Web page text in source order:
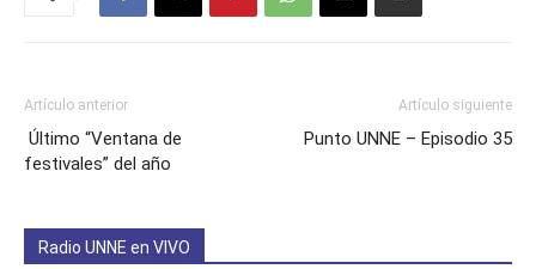
Artículo anterior
Último “Ventana de
festivales” del año
Artículo siguiente
Punto UNNE – Episodio 35
Radio UNNE en VIVO